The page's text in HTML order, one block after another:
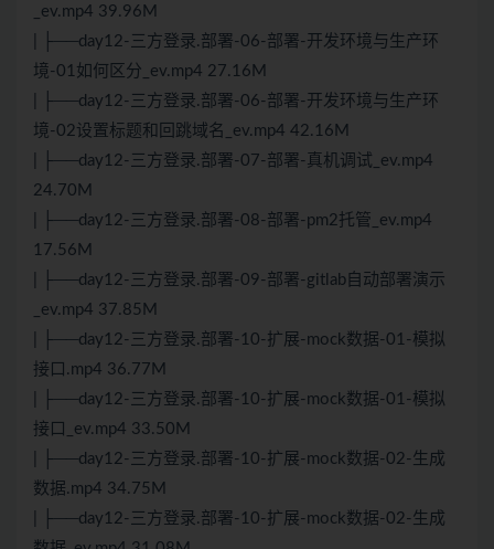
_ev.mp4 39.96M
| ├──day12-三方登录.部署-06-部署-开发环境与生产环
境-01如何区分_ev.mp4 27.16M
| ├──day12-三方登录.部署-06-部署-开发环境与生产环
境-02设置标题和回跳域名_ev.mp4 42.16M
| ├──day12-三方登录.部署-07-部署-真机调试_ev.mp4
24.70M
| ├──day12-三方登录.部署-08-部署-pm2托管_ev.mp4
17.56M
| ├──day12-三方登录.部署-09-部署-gitlab自动部署演示
_ev.mp4 37.85M
| ├──day12-三方登录.部署-10-扩展-mock数据-01-模拟
接口.mp4 36.77M
| ├──day12-三方登录.部署-10-扩展-mock数据-01-模拟
接口_ev.mp4 33.50M
| ├──day12-三方登录.部署-10-扩展-mock数据-02-生成
数据.mp4 34.75M
| ├──day12-三方登录.部署-10-扩展-mock数据-02-生成